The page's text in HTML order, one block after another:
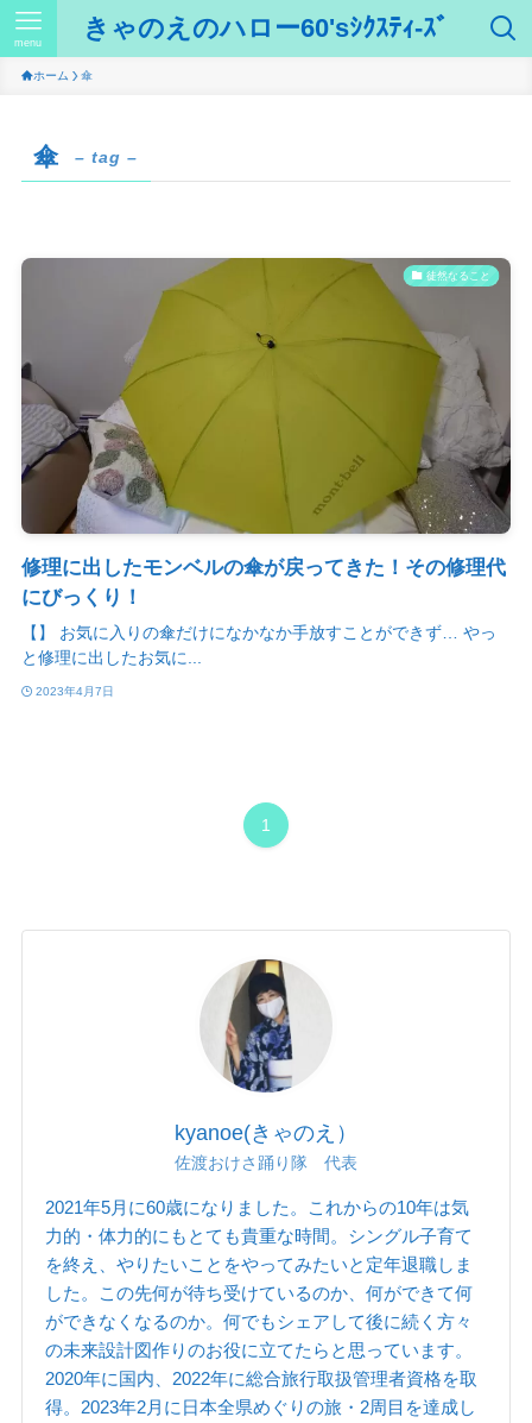
きゃのえのハロー60'sｼｸｽﾃｨ-ｽﾞ
menu
ホーム 傘
傘 – tag –
徒然なること
修理に出したモンベルの傘が戻ってきた！その修理代
にびっくり！
【】 お気に入りの傘だけになかなか手放すことができず… やっ
と修理に出したお気に...
2023年4月7日
1
kyanoe(きゃのえ）
佐渡おけさ踊り隊 代表
2021年5月に60歳になりました。これからの10年は気
力的・体力的にもとても貴重な時間。シングル子育て
を終え、やりたいことをやってみたいと定年退職しま
した。この先何が待ち受けているのか、何ができて何
ができなくなるのか。何でもシェアして後に続く方々
の未来設計図作りのお役に立てたらと思っています。
2020年に国内、2022年に総合旅行取扱管理者資格を取
得。2023年2月に日本全県めぐりの旅・2周目を達成し